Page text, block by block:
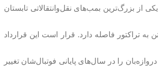
از بزرگ‌ترین بمب‌های نقل‌وانتقالاتی تابستان
تراکتور فاصله دارد. قرار است این قرارداد
را در سال‌های پایانی فوتبال‌شان تغییر